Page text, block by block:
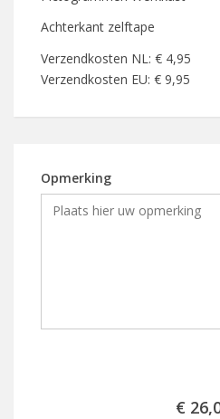
Achterkant zelftape
Verzendkosten NL: € 4,95
Verzendkosten EU: € 9,95
Opmerking
€